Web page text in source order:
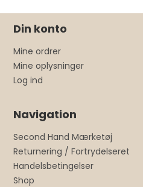
Din konto
Mine ordrer
Mine oplysninger
Log ind
Navigation
Second Hand Mærketøj
Returnering / Fortrydelseret
Handelsbetingelser
Shop